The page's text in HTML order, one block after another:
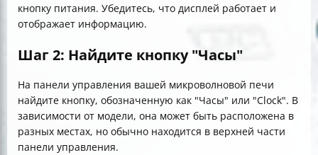
кнопку питания. Убедитесь, что дисплей работает и
отображает информацию.
Шаг 2: Найдите кнопку "Часы"
На панели управления вашей микроволновой печи
найдите кнопку, обозначенную как "Часы" или "Clock". В
зависимости от модели, она может быть расположена в
разных местах, но обычно находится в верхней части
панели управления.